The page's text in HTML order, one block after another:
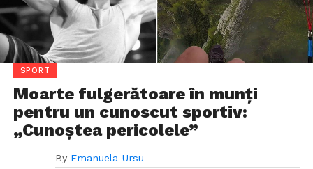
SPORT
Moarte fulgerătoare în munți
pentru un cunoscut sportiv:
„Cunoștea pericolele”
By Emanuela Ursu